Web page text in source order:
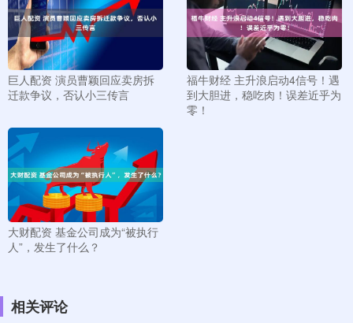
巨人配资 演员曹颖回应卖房拆
迁款争议，否认小三传言
福牛财经 主升浪启动4信号！遇
到大胆进，稳吃肉！误差近乎为
零！
大财配资 基金公司成为“被执行
人”，发生了什么？
相关评论